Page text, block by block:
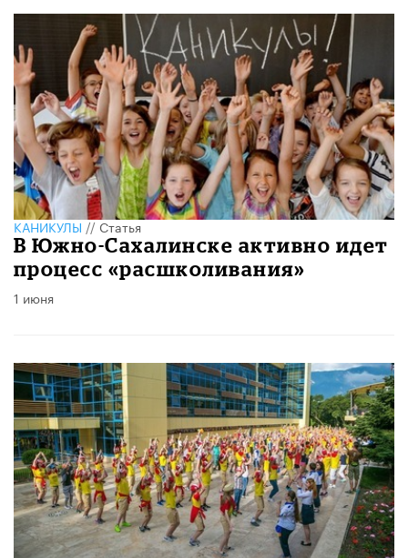
КАНИКУЛЫ//Статья
В Южно-Сахалинске активно идет
процесс «расшколивания»
1 июня